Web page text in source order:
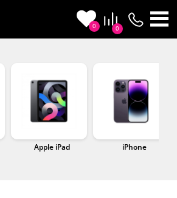
0 0
Apple iPad iPhone